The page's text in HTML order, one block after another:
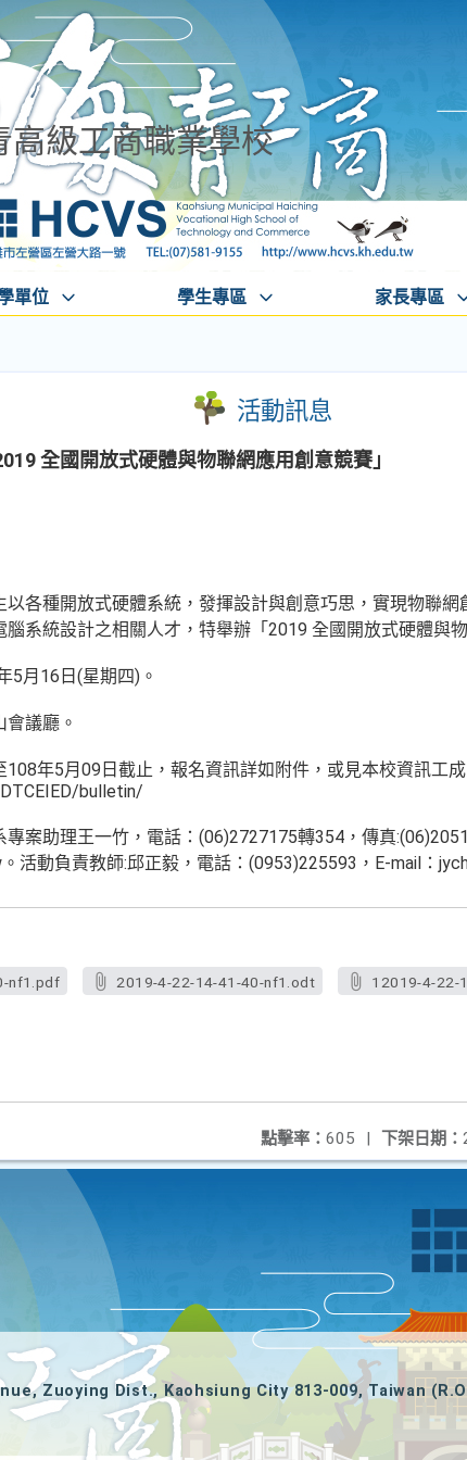
高級工商職業學校
單位 學生專區 家長專區
活動訊息
全國開放式硬體與物聯網應用創意競賽」
各種開放式硬體系統，發揮設計與創意巧思，實現物聯
腦系統設計之相關人才，特舉辦「2019 全國開放式硬體與
5月16日(星期四)。
議廳。
年5月09日截止，報名資訊詳如附件，或見本校資訊工成
bulletin/
案助理王一竹，電話：(06)2727175轉354，傳真
活動負責教師:邱正毅，電話：(0953)225593，E-mail：
nf1.pdf 2019-4-22-14-41-40-nf1.odt 12019-4-22-
下架日期：
點擊率： 605 |
Zuoying Dist., Kaohsiung City 813-009, Taiwan